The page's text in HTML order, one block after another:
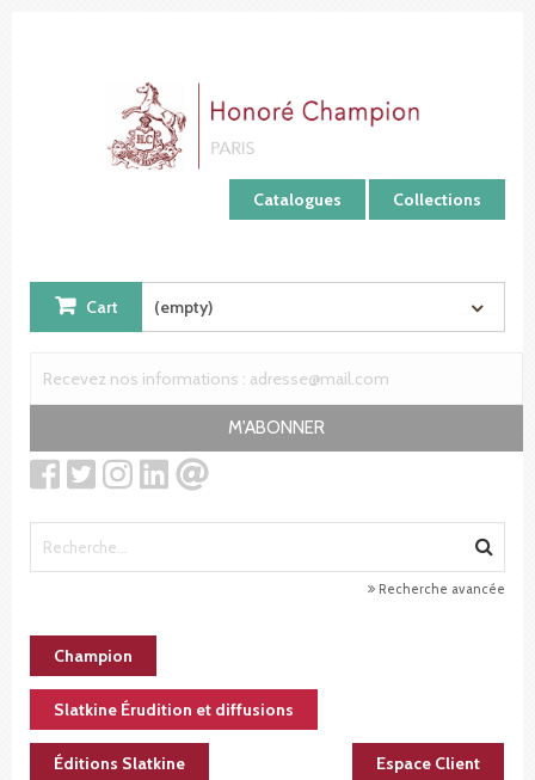
Catalogues Collections
Cart (empty)
M'ABONNER
Recherche avancée
Champion
Slatkine Érudition et diffusions
Éditions Slatkine Espace Client